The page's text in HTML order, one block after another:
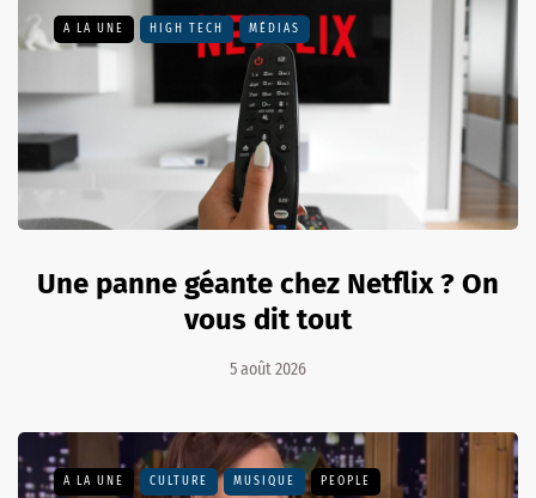
A LA UNE HIGH TECH MÉDIAS
Une panne géante chez Netflix ? On
vous dit tout
5 août 2026
A LA UNE CULTURE MUSIQUE PEOPLE